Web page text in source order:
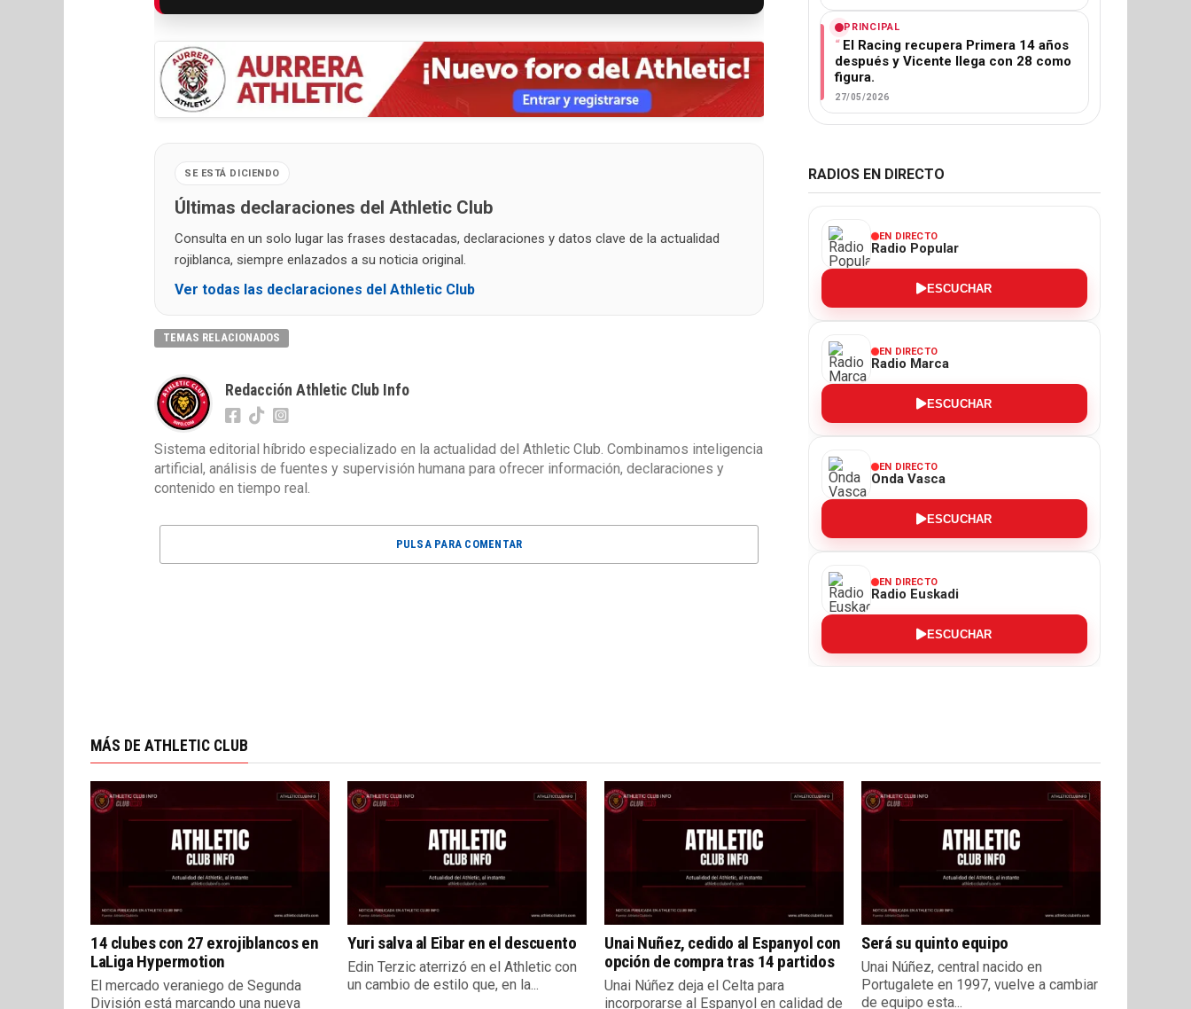
SE ESTÁ DICIENDO
Últimas declaraciones del Athletic Club
Consulta en un solo lugar las frases destacadas, declaraciones y datos clave de la actualidad
rojiblanca, siempre enlazados a su noticia original.
Ver todas las declaraciones del Athletic Club
TEMAS RELACIONADOS
Redacción Athletic Club Info
Sistema editorial híbrido especializado en la actualidad del Athletic Club. Combinamos inteligencia
artificial, análisis de fuentes y supervisión humana para ofrecer información, declaraciones y
contenido en tiempo real.
PULSA PARA COMENTAR
PRINCIPAL
El Racing recupera Primera 14 años
después y Vicente llega con 28 como
figura.
27/05/2026
RADIOS EN DIRECTO
EN DIRECTO
Radio Popular
ESCUCHAR
EN DIRECTO
Radio Marca
ESCUCHAR
EN DIRECTO
Onda Vasca
ESCUCHAR
EN DIRECTO
Radio Euskadi
ESCUCHAR
MÁS DE ATHLETIC CLUB
14 clubes con 27 exrojiblancos en
LaLiga Hypermotion
El mercado veraniego de Segunda
División está marcando una nueva
Yuri salva al Eibar en el descuento
Edin Terzic aterrizó en el Athletic con
un cambio de estilo que, en la...
Unai Nuñez, cedido al Espanyol con
opción de compra tras 14 partidos
Unai Núñez deja el Celta para
incorporarse al Espanyol en calidad de
Será su quinto equipo
Unai Núñez, central nacido en
Portugalete en 1997, vuelve a cambiar
de equipo esta...